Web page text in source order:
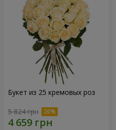
Букет из 25 кремовых роз
5 824 грн